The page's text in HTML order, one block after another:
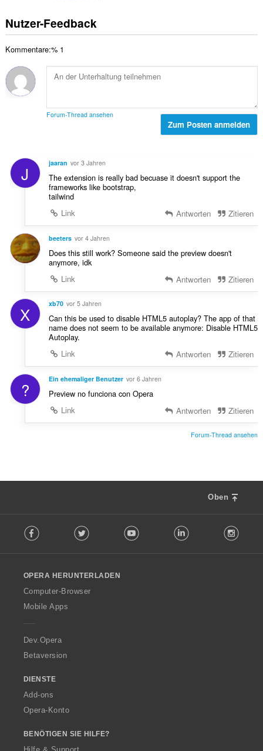
e
n
t
u
e
B
e
r
t
g
s
a
e
B
e
n
e
n
Nutzer-Feedback
Kommentare:% 1
Forum-Thread ansehen
Zum Posten anmelden
J jaaran vor 3 Jahren
The extension is really bad becuase it doesn't support the
frameworks like bootstrap,
tailwind
Link
Antworten Zitieren
beeters vor 4 Jahren
Does this still work? Someone said the preview doesn't
anymore, idk
Link
Antworten Zitieren
X xb70 vor 5 Jahren
Can this be used to disable HTML5 autoplay? The app of that
name does not seem to be available anymore: Disable HTML5
Autoplay.
Link
Antworten Zitieren
? Ein ehemaliger Benutzer vor 6 Jahren
Preview no funciona con Opera
Link
Antworten Zitieren
Forum-Thread ansehen
Oben
o
w
O
p
a
Facebook Twitter Youtube LinkedIn
OPERA HERUNTERLADEN
Computer-Browser
Mobile Apps
Dev.Opera
Betaversion
DIENSTE
Add-ons
Opera-Konto
BENÖTIGEN SIE HILFE?